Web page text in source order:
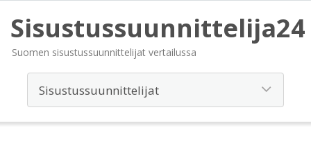
Sisustussuunnittelija24
Suomen sisustussuunnittelijat vertailussa